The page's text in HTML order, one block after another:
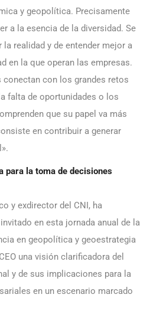
y geopolítica. Precisamente
a la esencia de la diversidad. Se
realidad y de entender mejor a
en la que operan las empresas.
conectan con los grandes retos
falta de oportunidades o los
que su papel va más
en contribuir a generar
para la toma de decisiones
y exdirector del CNI, ha
en esta jornada anual de la
en geopolítica y geoestrategia
una visión clarificadora del
y de sus implicaciones para la
en un escenario marcado